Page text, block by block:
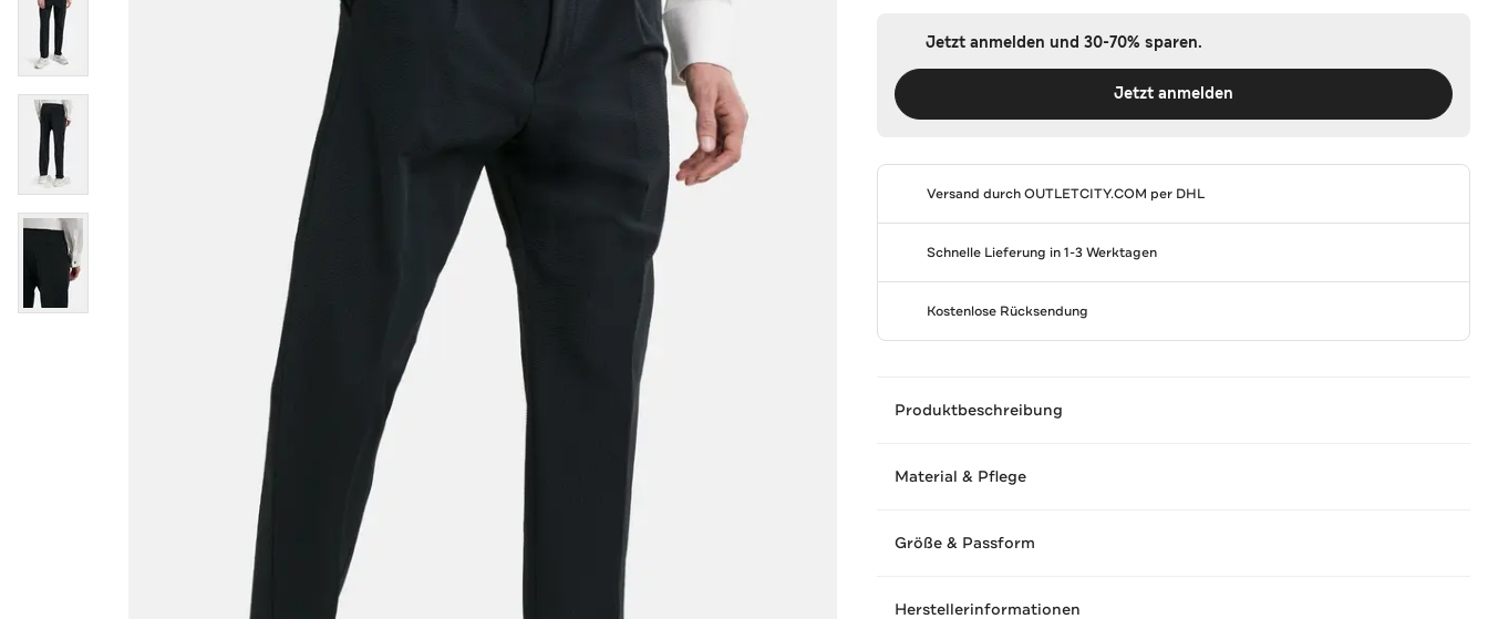
Jetzt anmelden und 30-70% sparen.
Jetzt anmelden
Versand durchOUTLETCITY.COM per DHL
Schnelle Lieferung in 1-3 Werktagen
Kostenlose Rücksendung
Produktbeschreibung
Material & Pflege
Größe & Passform
Herstellerinformationen